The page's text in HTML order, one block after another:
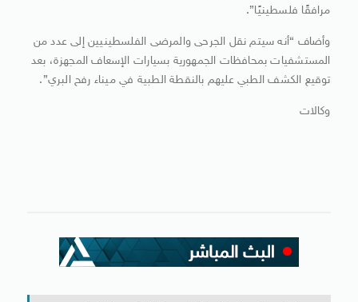
مرافقًا فلسطينيًا”.
وأضاف “أنه سيتم نقل الجرحى والمرضى الفلسطينيين إلى عدد من
المستشفيات بمحافظات الجمهورية بسيارات الإسعاف المجهزة، بعد
توقيع الكشف الطبي عليهم بالنقطة الطبية في ميناء رفح البري”.
وكالات